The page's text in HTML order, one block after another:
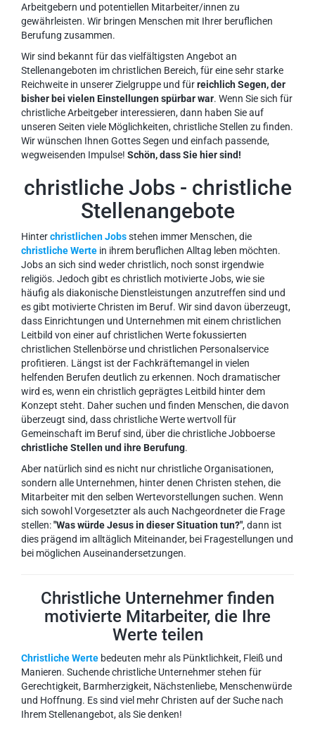
Arbeitgebern und potentiellen Mitarbeiter/innen zu
gewährleisten. Wir bringen Menschen mit Ihrer beruflichen
Berufung zusammen.
Wir sind bekannt für das vielfältigsten Angebot an
Stellenangeboten im christlichen Bereich, für eine sehr starke
Reichweite in unserer Zielgruppe und fürreichlich Segen, der
bisher bei vielen Einstellungen spürbar war. Wenn Sie sich für
christliche Arbeitgeber interessieren, dann haben Sie auf
unseren Seiten viele Möglichkeiten, christliche Stellen zu finden.
Wir wünschen Ihnen Gottes Segen und einfach passende,
wegweisenden Impulse! Schön, dass Sie hier sind!
christliche Jobs - christliche
Stellenangebote
Hinterchristlichen Jobsstehen immer Menschen, die
christliche Werte in ihrem beruflichen Alltag leben möchten.
Jobs an sich sind weder christlich, noch sonst irgendwie
religiös. Jedoch gibt es christlich motivierte Jobs, wie sie
häufig als diakonische Dienstleistungen anzutreffen sind und
es gibt motivierte Christen im Beruf. Wir sind davon überzeugt,
dass Einrichtungen und Unternehmen mit einem christlichen
Leitbild von einer auf christlichen Werte fokussierten
christlichen Stellenbörse und christlichen Personalservice
profitieren. Längst ist der Fachkräftemangel in vielen
helfenden Berufen deutlich zu erkennen. Noch dramatischer
wird es, wenn ein christlich geprägtes Leitbild hinter dem
Konzept steht. Daher suchen und finden Menschen, die davon
überzeugt sind, dass christliche Werte wertvoll für
Gemeinschaft im Beruf sind, über die christliche Jobboerse
christliche Stellen und ihre Berufung.
Aber natürlich sind es nicht nur christliche Organisationen,
sondern alle Unternehmen, hinter denen Christen stehen, die
Mitarbeiter mit den selben Wertevorstellungen suchen. Wenn
sich sowohl Vorgesetzter als auch Nachgeordneter die Frage
stellen:"Was würde Jesus in dieser Situation tun?", dann ist
dies prägend im alltäglich Miteinander, bei Fragestellungen und
bei möglichen Auseinandersetzungen.
Christliche Unternehmer finden
motivierte Mitarbeiter, die Ihre
Werte teilen
Christliche Werte bedeuten mehr als Pünktlichkeit, Fleiß und
Manieren. Suchende christliche Unternehmer stehen für
Gerechtigkeit, Barmherzigkeit, Nächstenliebe, Menschenwürde
und Hoffnung. Es sind viel mehr Christen auf der Suche nach
Ihrem Stellenangebot, als Sie denken!